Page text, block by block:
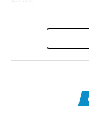
Os atendimentos